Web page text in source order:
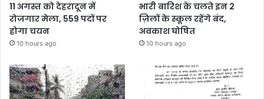
11 अगस्त को देहरादून में
रोजगार मेला, 559 पदों पर
होगा चयन
10 hours ago
भारी बारिश के चलते इन 2
ज़िलों के स्कूल रहेंगे बंद,
अवकाश घोषित
10 hours ago